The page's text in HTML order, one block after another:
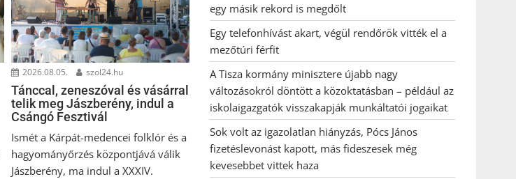
2026.08.05. szol24.hu
Tánccal, zeneszóval és vásárral
telik meg Jászberény, indul a
Csángó Fesztivál
Ismét a Kárpát-medencei folklór és a
hagyományőrzés központjává válik
Jászberény, ma indul a XXXIV.
egy másik rekord is megdőlt
Egy telefonhívást akart, végül rendőrök vitték el a
mezőtúri férfit
A Tisza kormány minisztere újabb nagy
változásokról döntött a közoktatásban – például az
iskolaigazgatók visszakapják munkáltatói jogaikat
Sok volt az igazolatlan hiányzás, Pócs János
fizetéslevonást kapott, más fideszesek még
kevesebbet vittek haza